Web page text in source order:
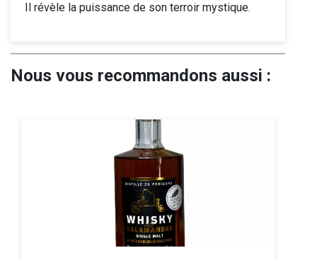
Il révèle la puissance de son terroir mystique.
Nous vous recommandons aussi :